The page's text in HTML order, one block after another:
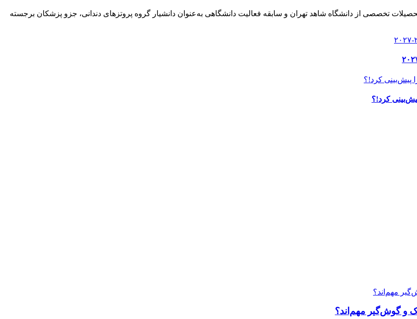
تخصصی از دانشگاه شاهد تهران و سابقه فعالیت دانشگاهی به‌عنوان دانشیار گروه پروتزهای دندانی، جزو پزشکان برجسته
کرد!؟
و گوش‌گیر مهم‌اند؟